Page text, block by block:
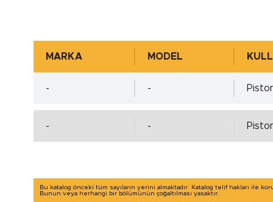
Mil Yüzey Pürüzlülük Değerleri - µm ( DIN
Yuva Toleransı - ISO H8 min.
MARKA MODEL
- -
- -
Bu katalog önceki tüm sayıların yerini almaktadır. Katalog telif hakları ile
Bunun veya herhangi bir bölümünün çoğaltılması yasaktır.